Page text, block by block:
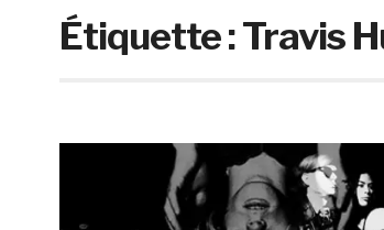
Étiquette :Travis